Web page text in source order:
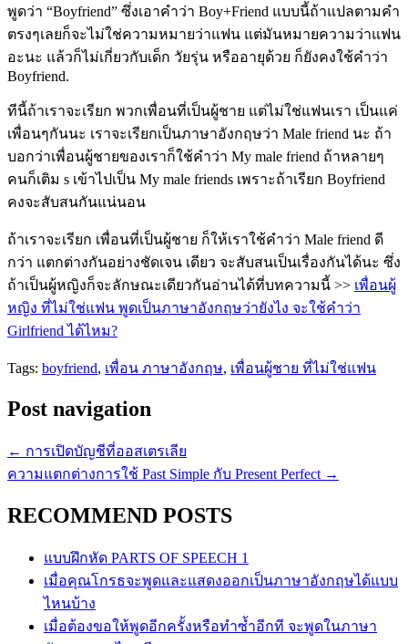
พูดว่า “Boyfriend” ซึ่งเอาคำว่า Boy+Friend แบบนี้ถ้าแปลตามคำ
ตรงๆเลยก็จะไม่ใช่ความหมายว่าแฟน แต่มันหมายความว่าแฟน
อะนะ แล้วก็ไม่เกี่ยวกับเด็ก วัยรุ่น หรืออายุด้วย ก็ยังคงใช้คำว่า
Boyfriend.
ทีนี้ถ้าเราจะเรียก พวกเพื่อนที่เป็นผู้ชาย แต่ไม่ใช่แฟนเรา เป็นแค่
เพื่อนๆกันนะ เราจะเรียกเป็นภาษาอังกฤษว่า Male friend นะ ถ้า
บอกว่าเพื่อนผู้ชายของเราก็ใช้คำว่า My male friend ถ้าหลายๆ
คนก็เติม s เข้าไปเป็น My male friends เพราะถ้าเรียก Boyfriend
คงจะสับสนกันแน่นอน
ถ้าเราจะเรียก เพื่อนที่เป็นผู้ชาย ก็ให้เราใช้คำว่า Male friend ดี
กว่า แตกต่างกันอย่างชัดเจน เดียว จะสับสนเป็นเรื่องกันได้นะ ซึ่ง
ถ้าเป็นผู้หญิงก็จะลักษณะเดียวกันอ่านได้ที่บทความนี้ >> เพื่อนผู้
หญิง ที่ไม่ใช่แฟน พูดเป็นภาษาอังกฤษว่ายังไง จะใช้คำว่า
Girlfriend ได้ไหม?
Tags: boyfriend, เพื่อน ภาษาอังกฤษ, เพื่อนผู้ชาย ที่ไม่ใช่แฟน
Post navigation
← การเปิดบัญชีที่ออสเตรเลีย
ความแตกต่างการใช้ Past Simple กับ Present Perfect →
RECOMMEND POSTS
แบบฝึกหัด PARTS OF SPEECH 1
เมื่อคุณโกรธจะพูดและแสดงออกเป็นภาษาอังกฤษได้แบบ
ไหนบ้าง
เมื่อต้องขอให้พูดอีกครั้งหรือทำซ้ำอีกที จะพูดในภาษา